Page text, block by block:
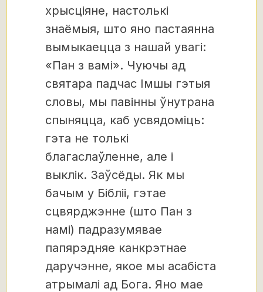
хрысціяне, настолькі
знаёмыя, што яно пастаянна
вымыкаецца з нашай увагі:
«Пан з вамі». Чуючы ад
святара падчас Імшы гэтыя
словы, мы павінны ўнутрана
спыняцца, каб усвядоміць:
гэта не толькі
благаслаўленне, але і
выклік. Заўсёды. Як мы
бачым у Бібліі, гэтае
сцвярджэнне (што Пан з
намі) падразумявае
папярэдняе канкрэтнае
даручэнне, якое мы асабіста
атрымалі ад Бога. Яно мае